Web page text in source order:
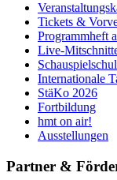
Tickets &
Programmheft
Live-
Internationale
StäKo 2026
Fortbildung
hmt on air!
Ausstellungen
Partner &